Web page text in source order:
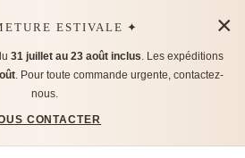
ESTIVALE ✦
31 juillet au 23 août inclus. Les expéditions
. Pour toute commande urgente, contactez-
nous.
CONTACTER
×